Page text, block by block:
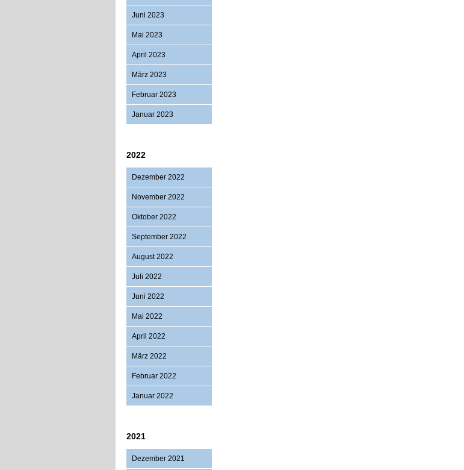
Juni 2023
Mai 2023
April 2023
März 2023
Februar 2023
Januar 2023
2022
Dezember 2022
November 2022
Oktober 2022
September 2022
August 2022
Juli 2022
Juni 2022
Mai 2022
April 2022
März 2022
Februar 2022
Januar 2022
2021
Dezember 2021